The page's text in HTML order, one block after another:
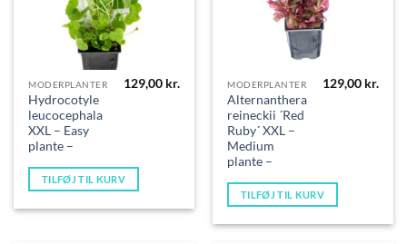
MODERPLANTER
Hydrocotyle
leucocephala
XXL – Easy
plante –
129,00 kr.
TILFØJ TIL KURV
MODERPLANTER
Alternanthera
reineckii ´Red
Ruby´ XXL –
Medium
plante –
129,00 kr.
TILFØJ TIL KURV